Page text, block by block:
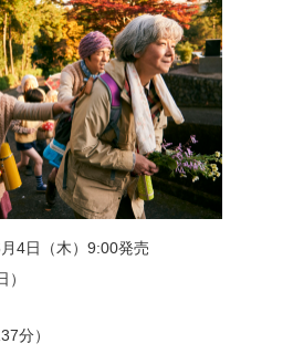
4日（木）9:00発売
分）